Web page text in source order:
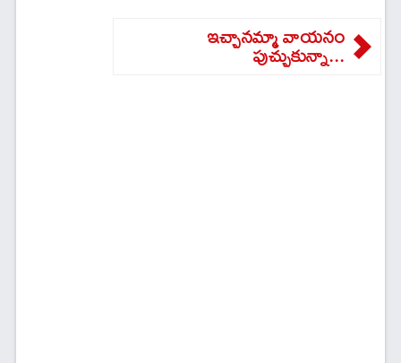
ఇచ్చానమ్మా వాయనం
పుచ్చుకున్నా...